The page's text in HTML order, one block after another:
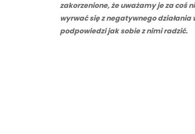
zakorzenione, że uważamy je za coś
wyrwać się z negatywnego
podpowiedzi jak sobie z nimi radzić.